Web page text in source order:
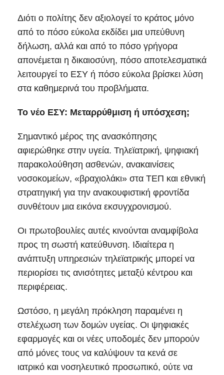
Διότι ο πολίτης δεν αξιολογεί το κράτος μόνο
από το πόσο εύκολα εκδίδει μια υπεύθυνη
δήλωση, αλλά και από το πόσο γρήγορα
απονέμεται η δικαιοσύνη, πόσο αποτελεσματικά
λειτουργεί το ΕΣΥ ή πόσο εύκολα βρίσκει λύση
στα καθημερινά του προβλήματα.
Το νέο ΕΣΥ: Μεταρρύθμιση ή υπόσχεση;
Σημαντικό μέρος της ανασκόπησης
αφιερώθηκε στην υγεία. Τηλεϊατρική, ψηφιακή
παρακολούθηση ασθενών, ανακαινίσεις
νοσοκομείων, «βραχιολάκι» στα ΤΕΠ και εθνική
στρατηγική για την ανακουφιστική φροντίδα
συνθέτουν μια εικόνα εκσυγχρονισμού.
Οι πρωτοβουλίες αυτές κινούνται αναμφίβολα
προς τη σωστή κατεύθυνση. Ιδιαίτερα η
ανάπτυξη υπηρεσιών τηλεϊατρικής μπορεί να
περιορίσει τις ανισότητες μεταξύ κέντρου και
περιφέρειας.
Ωστόσο, η μεγάλη πρόκληση παραμένει η
στελέχωση των δομών υγείας. Οι ψηφιακές
εφαρμογές και οι νέες υποδομές δεν μπορούν
από μόνες τους να καλύψουν τα κενά σε
ιατρικό και νοσηλευτικό προσωπικό, ούτε να